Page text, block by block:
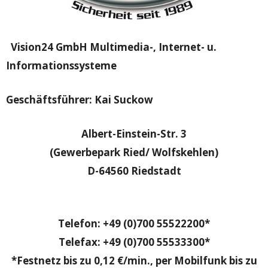
Vision24 GmbH Multimedia-, Internet- u.
Informationssysteme
Geschäftsführer: Kai Suckow
Albert-Einstein-Str. 3
(Gewerbepark Ried/ Wolfskehlen)
D-64560 Riedstadt
Telefon: +49 (0)700 55522200*
Telefax: +49 (0)700 55533300*
*Festnetz bis zu 0,12 €/min., per Mobilfunk bis zu